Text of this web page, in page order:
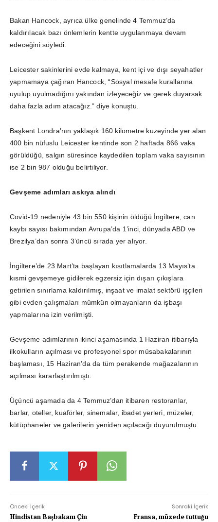
Bakan Hancock, ayrıca ülke genelinde 4 Temmuz’da
kaldırılacak bazı önlemlerin kentte uygulanmaya devam
edeceğini söyledi.
Leicester sakinlerini evde kalmaya, kent içi ve dışı seyahatler
yapmamaya çağıran Hancock, “Sosyal mesafe kurallarına
uyulup uyulmadığını yakından izleyeceğiz ve gerek duyarsak
daha fazla adım atacağız.” diye konuştu.
Başkent Londra’nın yaklaşık 160 kilometre kuzeyinde yer alan
400 bin nüfuslu Leicester kentinde son 2 haftada 866 vaka
görüldüğü, salgın süresince kaydedilen toplam vaka sayısının
ise 2 bin 987 olduğu belirtiliyor.
Gevşeme adımları askıya alındı
Covid-19 nedeniyle 43 bin 550 kişinin öldüğü İngiltere, can
kaybı sayısı bakımından Avrupa’da 1’inci, dünyada ABD ve
Brezilya’dan sonra 3’üncü sırada yer alıyor.
İngiltere’de 23 Mart’ta başlayan kısıtlamalarda 13 Mayıs’ta
kısmi gevşemeye gidilerek egzersiz için dışarı çıkışlara
getirilen sınırlama kaldırılmış, inşaat ve imalat sektörü işçileri
gibi evden çalışmaları mümkün olmayanların da işbaşı
yapmalarına izin verilmişti.
Gevşeme adımlarının ikinci aşamasında 1 Haziran itibarıyla
ilkokulların açılması ve profesyonel spor müsabakalarının
başlaması, 15 Haziran’da da tüm perakende mağazalarının
açılması kararlaştırılmıştı.
Üçüncü aşamada da 4 Temmuz’dan itibaren restoranlar,
barlar, oteller, kuaförler, sinemalar, ibadet yerleri, müzeler,
kütüphaneler ve galerilerin yeniden açılacağı duyurulmuştu.
Önceki İçerik
Hindistan Başbakanı Çin
Sonraki İçerik
Fransa, müzede tuttuğu